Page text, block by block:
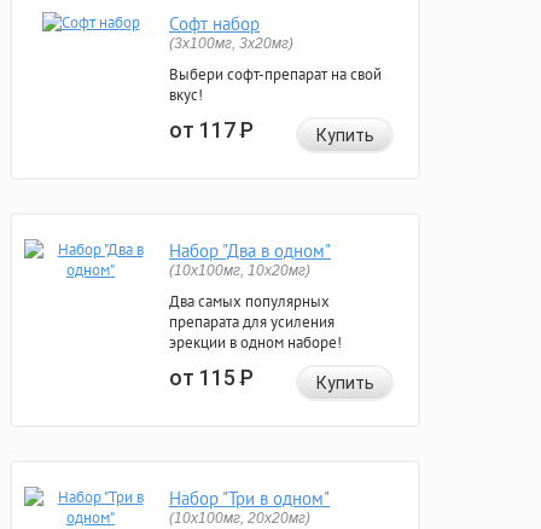
Софт набор
(3x100мг, 3x20мг)
Выбери софт-препарат на свой
вкус!
от 117Р Купить
Набор "Два в одном"
(10x100мг, 10x20мг)
Два самых популярных
препарата для усиления
эрекции в одном наборе!
от 115Р Купить
Набор "Три в одном"
(10x100мг, 20x20мг)